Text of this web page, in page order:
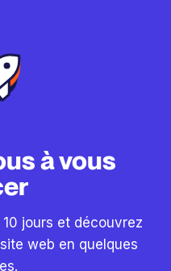
à vous
jours et découvrez
web en quelques